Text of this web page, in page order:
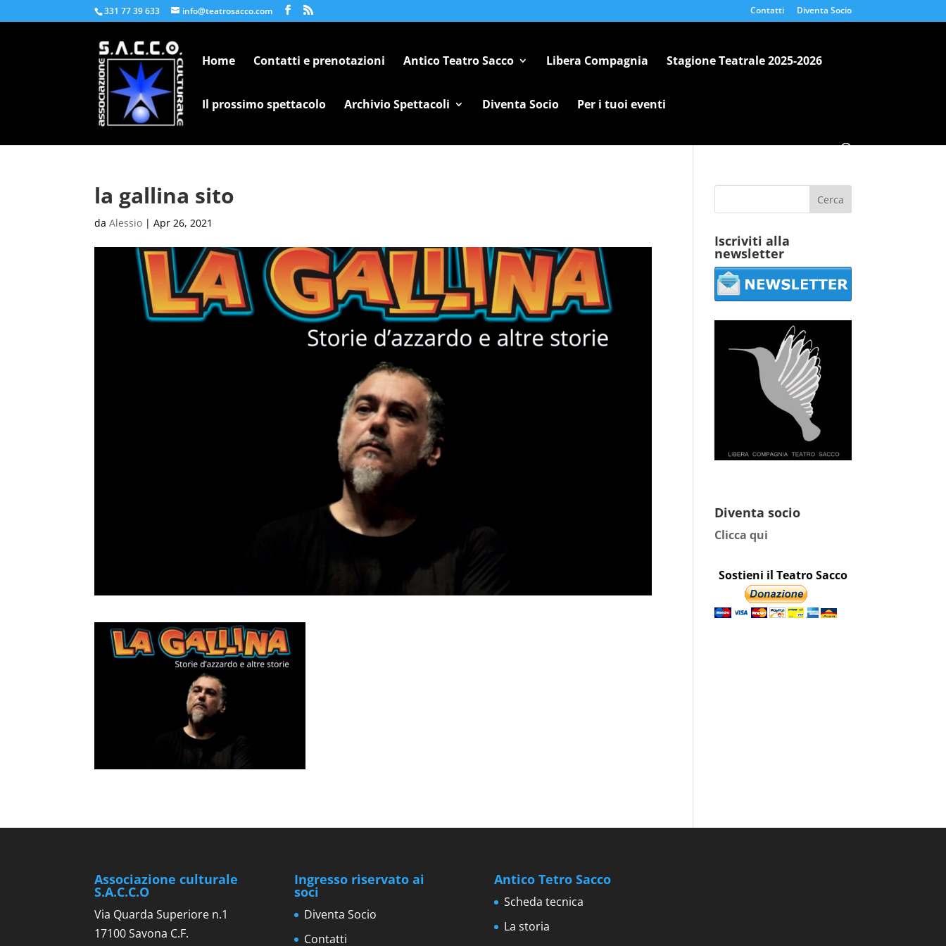
331 77 39 633 info@teatrosacco.com Contatti Diventa Socio
Home Contatti e prenotazioni Antico Teatro Sacco Libera Compagnia Stagione Teatrale 2025-2026
Il prossimo spettacolo Archivio Spettacoli Diventa Socio Per i tuoi eventi
la gallina sito
daAlessio |Apr 26, 2021
Iscriviti alla
newsletter
Diventa socio
Clicca qui
Sostieni il Teatro Sacco
Associazione culturale
S.A.C.C.O
Via Quarda Superiore n.1
17100 Savona C.F.
Ingresso riservato ai
soci
Diventa Socio
Contatti
Antico Tetro Sacco
Scheda tecnica
La storia